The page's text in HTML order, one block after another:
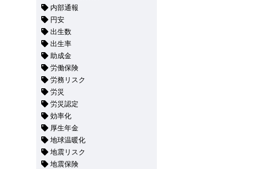
内部通報
円安
出生数
出生率
助成金
労働保険
労務リスク
労災
労災認定
効率化
厚生年金
地球温暖化
地震リスク
地震保険